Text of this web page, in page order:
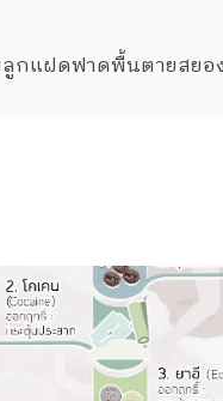
ลูกแฝดฟาดพื้นตายสยอ